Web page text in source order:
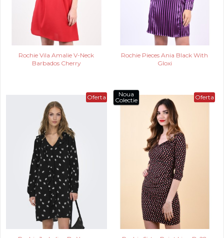
Rochie Vila Amalie V-Neck
Barbados Cherry
Rochie Pieces Ania Black With
Gloxi
Oferta Oferta
Noua
Colectie